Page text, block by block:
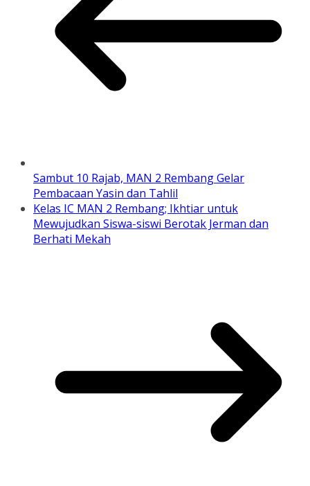
Sambut 10 Rajab, MAN 2 Rembang Gelar
Pembacaan Yasin dan Tahlil
Kelas IC MAN 2 Rembang; Ikhtiar untuk
Mewujudkan Siswa-siswi Berotak Jerman dan
Berhati Mekah